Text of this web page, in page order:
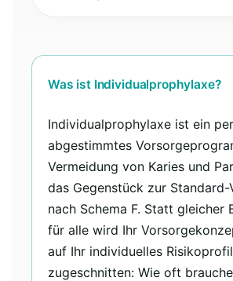
Was ist Individualprophylaxe?
Individualprophylaxe ist ein
abgestimmtes
Vermeidung von Karies und
das Gegenstück zur Standard-
nach Schema F. Statt gleicher
für alle wird Ihr
auf Ihr individuelles Risikoprofil
zugeschnitten: Wie oft